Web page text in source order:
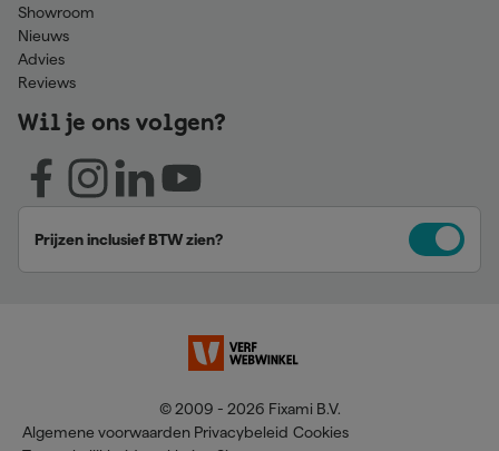
Showroom
Nieuws
Advies
Reviews
Wil je ons volgen?
Prijzen inclusief BTW zien?
© 2009 - 2026 Fixami B.V.
Algemene voorwaarden Privacybeleid Cookies